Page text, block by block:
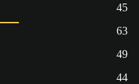
45
63
49
44